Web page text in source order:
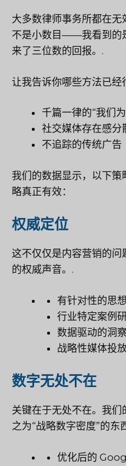
大多数律师事务所都在
不是小数目——我看到的
来了三位数的回报。.
让我告诉你哪些方法已经
千篇一律的“我们
社交媒体存在感分
不追踪的传统广告
我们的数据显示，以下
略真正有效：
权威定位
这不仅仅是内容营销的
的权威声音。.
有针对性的思
行业特定案例
数据驱动的洞
战略性媒体投
数字无处不在
关键在于无处不在。我
之为“战略数字密度”的东
优化后的